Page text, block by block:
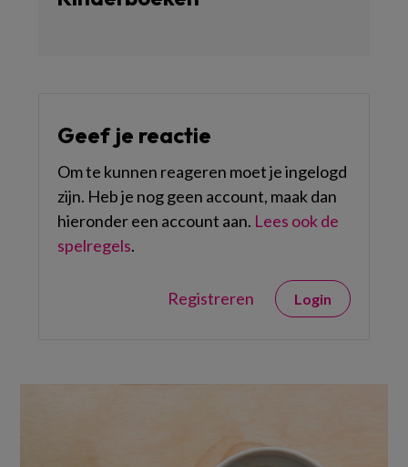
Geef je reactie
Om te kunnen reageren moet je ingelogd
zijn. Heb je nog geen account, maak dan
hieronder een account aan. Lees ook de
spelregels.
Registreren Login